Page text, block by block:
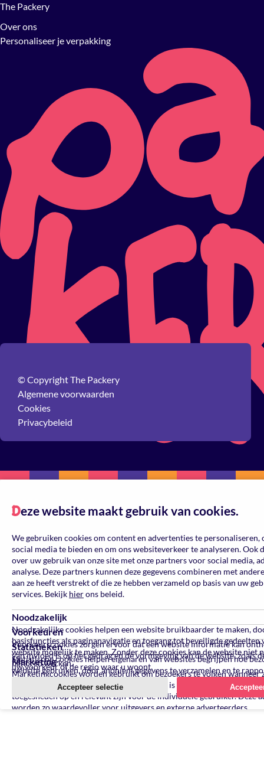
The Packery
Over ons
Personaliseer je verpakking
© Copyright The Packery
Algemene voorwaarden
Cookies
Privacybeleid
Deze website maakt gebruik van cookies.
We gebruiken cookies om content en advertenties te
social media te bieden en om ons websiteverkeer te analyseren. Ook
over uw gebruik van onze site met onze partners voor social media,
analyse. Deze partners kunnen deze gegevens combineren met
aan ze heeft verstrekt of die ze hebben verzameld op basis van uw
services. Bekijk hierons beleid.
Noodzakelijk
Noodzakelijke cookies helpen een website bruikbaarder te maken,
basisfuncties als paginanavigatie en toegang tot beveiligde gedeelten
website mogelijk te maken. Zonder deze cookies kan de website niet
behoren werken.
Voorkeuren
Voorkeurscookies zorgen ervoor dat een website informatie kan
van invloed is op het gedrag en de vormgeving van de website, zoals
uw voorkeur of de regio waar u woont.
Statistieken
Statistische cookies helpen eigenaren van websites begrijpen hoe
website gebruiken, door anoniem gegevens te verzamelen en te
Marketing
Marketingcookies worden gebruikt om bezoekers te volgen wanneer
verschillende websites bezoeken. Hun doel is advertenties
toegesneden op en relevant zijn voor de individuele gebruiker. Deze
worden zo waardevoller voor uitgevers en externe adverteerders.
Accepteer selectie